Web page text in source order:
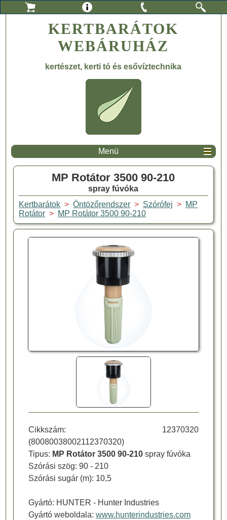
KERTBARÁTOK
WEBÁRUHÁZ
kertészet, kerti tó és esővíztechnika
Menü
MP Rotátor 3500 90-210
spray fúvóka
Kertbarátok >Öntözőrendszer > Szórófej > MP
Rotátor > MP Rotátor 3500 90-210
Cikkszám: 12370320
(80080038002112370320)
Tipus: MP Rotátor 3500 90-210 spray fúvóka
Szórási szög: 90 - 210
Szórási sugár (m): 10,5
Gyártó: HUNTER - Hunter Industries
Gyártó weboldala:www.hunterindustries.com